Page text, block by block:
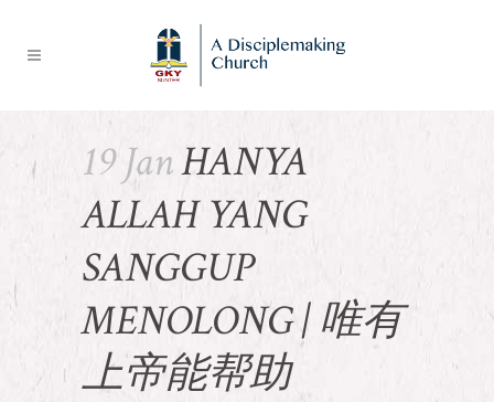
19 JanHANYA
ALLAH YANG
SANGGUP
MENOLONG | 唯有
上帝能帮助